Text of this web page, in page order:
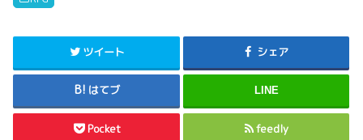
ツイート シェア
はてブ LINE
Pocket feedly